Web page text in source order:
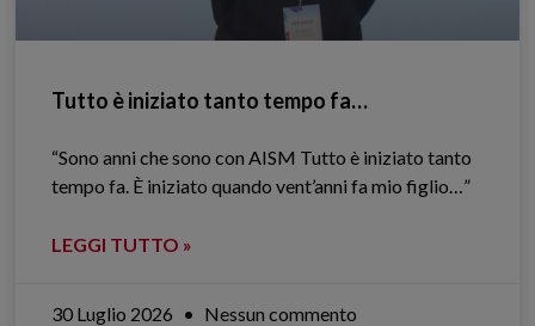
Tutto è iniziato tanto tempo fa…
“Sono anni che sono con AISM Tutto è iniziato tanto
tempo fa. È iniziato quando vent’anni fa mio figlio…”
LEGGI TUTTO »
30 Luglio 2026 Nessun commento